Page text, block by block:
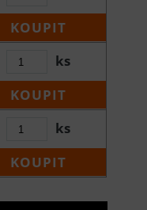
KOUPIT
ks
KOUPIT
ks
KOUPIT